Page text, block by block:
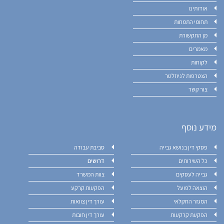
אודותינו
תחומי התמחות
מן התקשורת
מאמרים
לקוחות
הצטרפות לניוזלטר
צור קשר
מידע נוסף
פסקי דין בנושא גבייה
כל השירותים
גבייה לעסקים
הוצאה לפועל
המגזר החקלאי
הפקעת קרקעות
סביבת עבודה
דרושים
צוות המשרד
הפקעות קרקע
עורך דין צוואות
עורך דין חובות